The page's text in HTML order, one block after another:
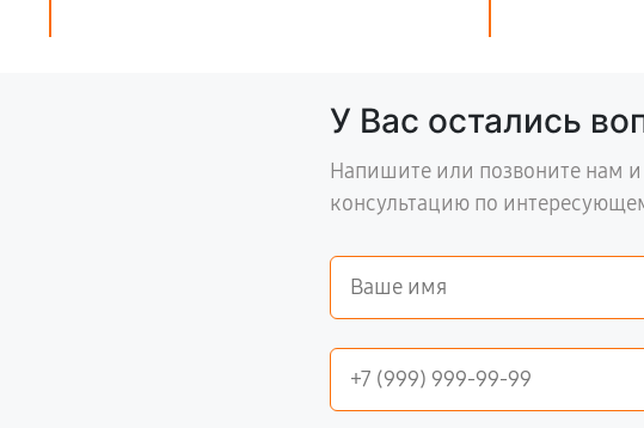
У Вас остались
Напишите или позвоните нам
консультацию по